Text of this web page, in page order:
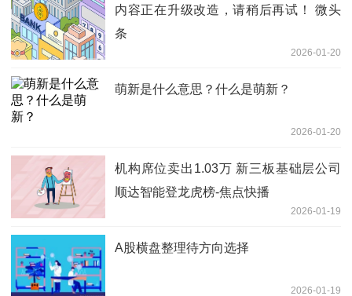
内容正在升级改造，请稍后再试！ 微头
条
2026-01-20
萌新是什么意思？什么是萌新？
2026-01-20
机构席位卖出1.03万 新三板基础层公司
顺达智能登龙虎榜-焦点快播
2026-01-19
A股横盘整理待方向选择
2026-01-19